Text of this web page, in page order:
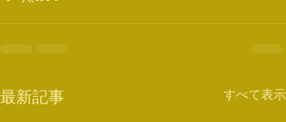
最新記事 すべて表示